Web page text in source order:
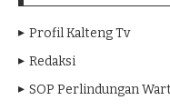
Profil Kalteng Tv
Redaksi
SOP Perlindungan